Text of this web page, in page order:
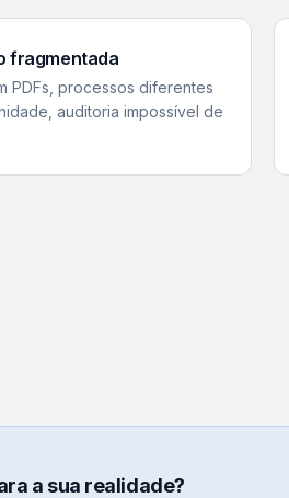
fragmentada
PDFs, processos diferentes
auditoria impossível de
a sua realidade?